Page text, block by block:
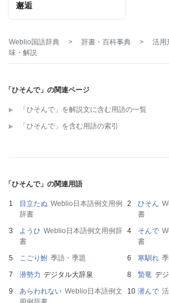
邂逅
Weblio国語辞典 > 辞書・百科事典 > 活用
味・解説
「ひそんで」の関連ページ
「ひそんで」を解説文に含む用語の一覧
「ひそんで」を含む用語の索引
「ひそんで」の関連用語
目立たぬ Weblio日本語例文用例
辞書
ひそん
書
ようひ Weblio日本語例文用例辞
書
そんで
書
こごり鮒 季語・季題 寒馴れ
潜勢力 デジタル大辞泉 蟄竜 デ
あらわれない Weblio日本語例文
潜んで